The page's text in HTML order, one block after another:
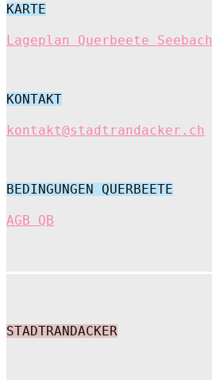
KARTE
Lageplan Querbeete Seebach
KONTAKT
kontakt@stadtrandacker.ch
BEDINGUNGEN QUERBEETE
AGB QB
STADTRANDACKER